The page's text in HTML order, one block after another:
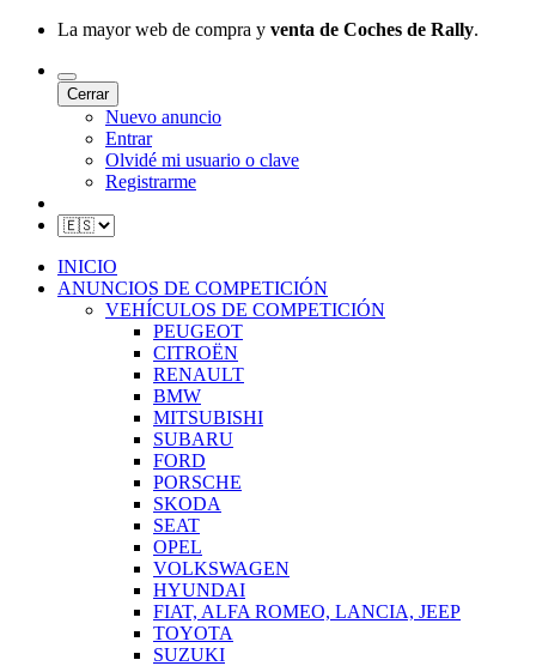
La mayor web de compra y venta de Coches de Rally.
Cerrar
Nuevo anuncio
Entrar
Olvidé mi usuario o clave
Registrarme
INICIO
ANUNCIOS DE COMPETICIÓN
VEHÍCULOS DE COMPETICIÓN
PEUGEOT
CITROËN
RENAULT
BMW
MITSUBISHI
SUBARU
FORD
PORSCHE
SKODA
SEAT
OPEL
VOLKSWAGEN
HYUNDAI
FIAT, ALFA ROMEO, LANCIA, JEEP
TOYOTA
SUZUKI